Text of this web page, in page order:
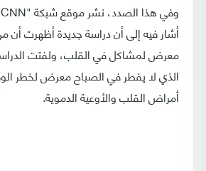
أشار فيه إلى أن دراسة جديدة أظهرت أن
معرض لمشاكل في القلب، ولفتت
الذي لا يفطر في الصباح معرض لخطر
أمراض القلب والأوعية الدموية.